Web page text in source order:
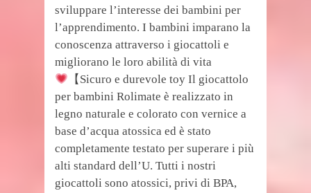
sviluppare l’interesse dei bambini per
l’apprendimento. I bambini imparano la
conoscenza attraverso i giocattoli e
migliorano le loro abilità di vita
【Sicuro e durevole toy Il giocattolo
per bambini Rolimate è realizzato in
legno naturale e colorato con vernice a
base d’acqua atossica ed è stato
completamente testato per superare i più
alti standard dell’U. Tutti i nostri
giocattoli sono atossici, privi di BPA,